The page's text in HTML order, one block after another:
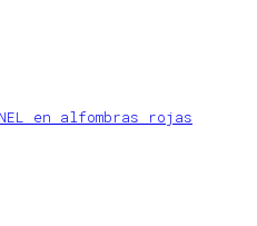
en alfombras rojas